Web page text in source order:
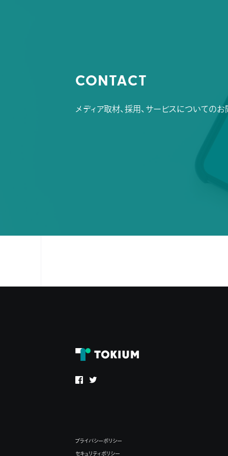
CONTACT
メディア取材、採用、サービスについての
プライバシーポリシー
セキュリティポリシー